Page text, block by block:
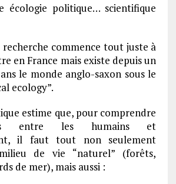
écologie politique… scientifique
recherche commence tout juste à
en France mais existe depuis un
le monde anglo-saxon sous le
ecology”.
estime que, pour comprendre
entre les humains et
il faut tout non seulement
de vie “naturel” (forêts,
de mer), mais aussi :